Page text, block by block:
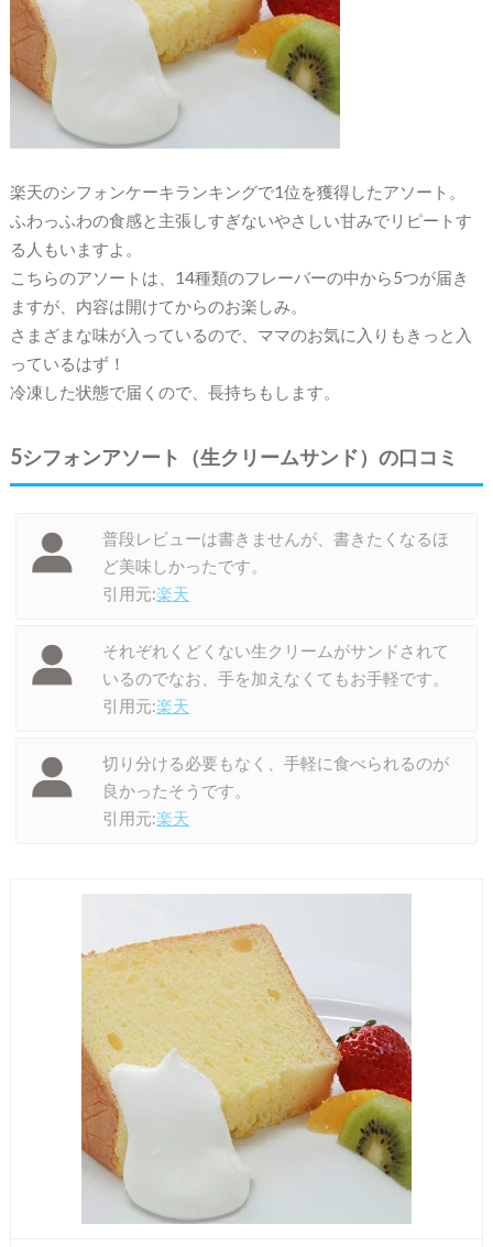
楽天のシフォンケーキランキングで1位を獲得したアソート。
ふわっふわの食感と主張しすぎないやさしい甘みでリピートす
る人もいますよ。
こちらのアソートは、14種類のフレーバーの中から5つが届き
ますが、内容は開けてからのお楽しみ。
さまざまな味が入っているので、ママのお気に入りもきっと入
っているはず！
冷凍した状態で届くので、長持ちもします。
5シフォンアソート（生クリームサンド）の口コミ
普段レビューは書きませんが、書きたくなるほ
ど美味しかったです。
引用元:楽天
それぞれくどくない生クリームがサンドされて
いるのでなお、手を加えなくてもお手軽です。
引用元:楽天
切り分ける必要もなく、手軽に食べられるのが
良かったそうです。
引用元:楽天